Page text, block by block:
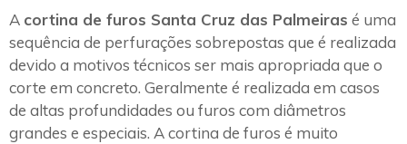
A cortina de furos Santa Cruz das Palmeiras é uma
sequência de perfurações sobrepostas que é realizada
devido a motivos técnicos ser mais apropriada que o
corte em concreto. Geralmente é realizada em casos
de altas profundidades ou furos com diâmetros
grandes e especiais. A cortina de furos é muito